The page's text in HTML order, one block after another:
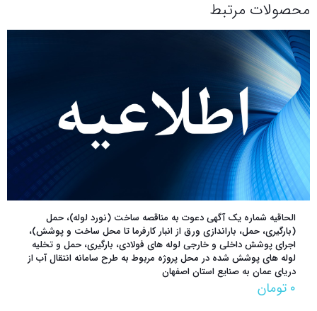
محصولات مرتبط
الحاقیه شماره یک آگهی دعوت به مناقصه ساخت (نورد لوله)، حمل
(بارگیری، حمل، باراندازی ورق از انبار کارفرما تا محل ساخت و پوشش)،
اجرای پوشش داخلی و خارجی لوله های فولادی، بارگیری، حمل و تخلیه
لوله های پوشش شده در محل پروژه مربوط به طرح سامانه انتقال آب از
دریای عمان به صنایع استان اصفهان
۰ تومان